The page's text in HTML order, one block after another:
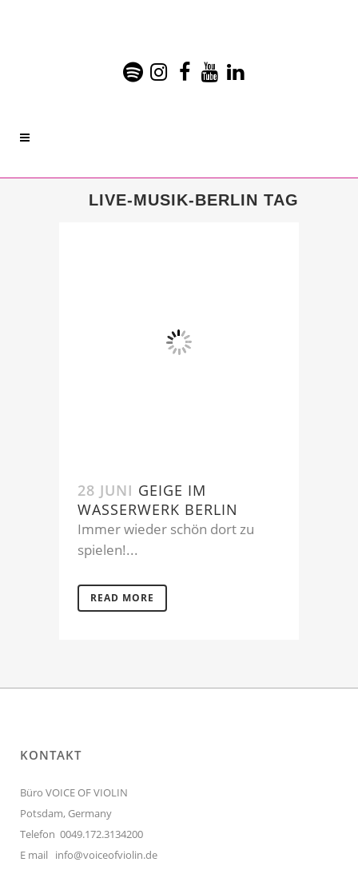
LIVE-MUSIK-BERLIN TAG
28 JUNI GEIGE IM
WASSERWERK BERLIN
Immer wieder schön dort zu
spielen!...
READ MORE
KONTAKT
Büro VOICE OF VIOLIN
Potsdam, Germany
Telefon 0049.172.3134200
E mail info@voiceofviolin.de